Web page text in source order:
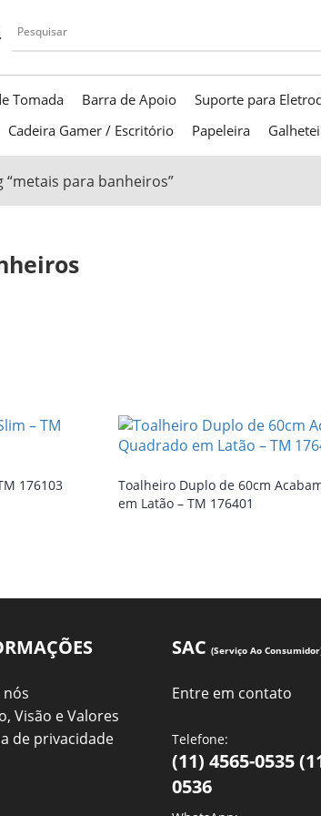
Tomada Barra de Apoio Suporte para
Cadeira Gamer / Escritório Papeleira
para banheiros”
176103
Toalheiro Duplo de 60cm
em Latão – TM 176401
nós
Visão e Valores
de privacidade
SAC (Serviço Ao
Entre em contato
Telefone:
(11) 4565-0535
0536